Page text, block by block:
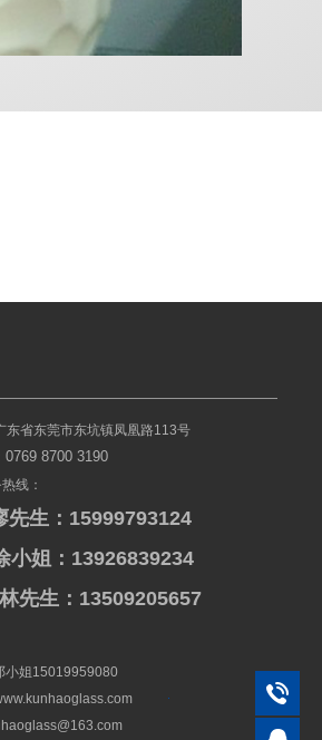
东莞市东坑镇凤凰路113号
8700 3190
线：
先生：15999793124
姐：13926839234
13509205657
姐15019959080